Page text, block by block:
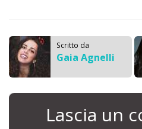
Scritto da
Gaia Agnelli
Lascia un